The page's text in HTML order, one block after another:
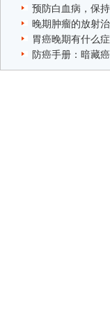
预防白血病，保
晚期肿瘤的放射
胃癌晚期有什么
防癌手册：暗藏